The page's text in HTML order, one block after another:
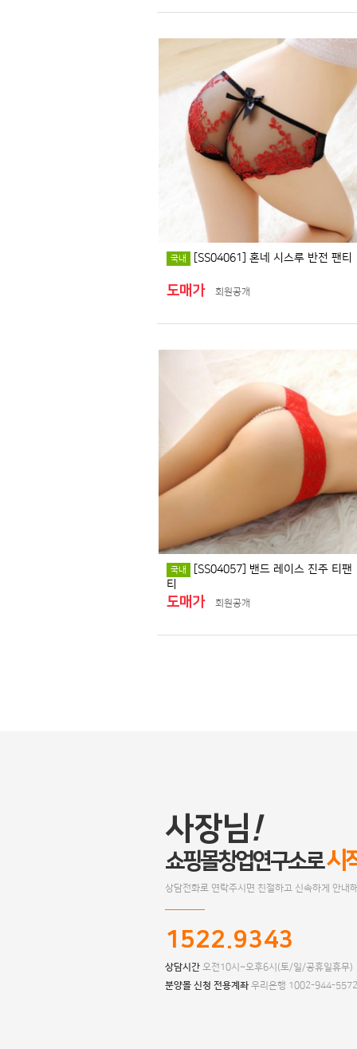
국내 [SS04061] 혼네 시스루 반전 팬티
도매가 회원공개
국내
[SS04057] 밴드 레이스 진주 티팬
티
도매가 회원공개
사장님!
쇼핑몰창업연구소로시
상담전화로 연락주시면 친절하고 신속하게 안내
1522.9343
상담시간오전10시~오후6시(토/일/공휴일휴무)
분양몰 신청 전용계좌우리은행 1002-944-